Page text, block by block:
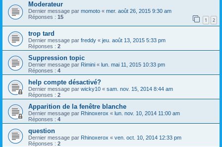
Moderateur
Dernier message par momoto « mer. août 26, 2015 9:30 am
Réponses : 15 1 2
trop tard
Dernier message par freddy « jeu. août 13, 2015 5:33 pm
Réponses : 2
Suppression topic
Dernier message par Rimini « lun. mai 11, 2015 10:33 pm
Réponses : 4
help compte désactivé?
Dernier message par wicky10 « sam. nov. 15, 2014 8:44 am
Réponses : 2
Apparition de la fenêtre blanche
Dernier message par Rhinoxerox « lun. nov. 10, 2014 11:00 am
Réponses : 4
question
Dernier message par Rhinoxerox « ven. oct. 10, 2014 12:33 pm
Réponses : 2